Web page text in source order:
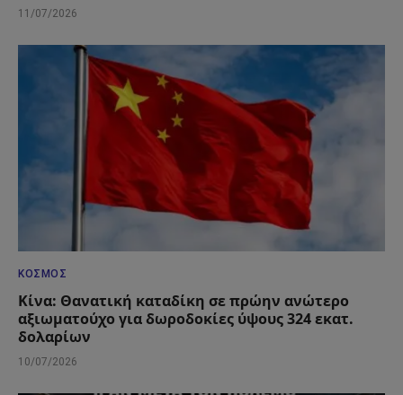
11/07/2026
ΚΌΣΜΟΣ
Κίνα: Θανατική καταδίκη σε πρώην ανώτερο
αξιωματούχο για δωροδοκίες ύψους 324 εκατ.
δολαρίων
10/07/2026